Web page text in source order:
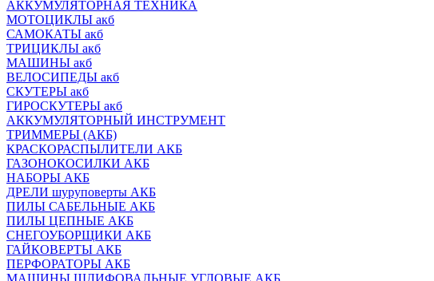
АККУМУЛЯТОРНАЯ ТЕХНИКА
МОТОЦИКЛЫ акб
САМОКАТЫ акб
ТРИЦИКЛЫ акб
МАШИНЫ акб
ВЕЛОСИПЕДЫ акб
СКУТЕРЫ акб
ГИРОСКУТЕРЫ акб
АККУМУЛЯТОРНЫЙ ИНСТРУМЕНТ
ТРИММЕРЫ (АКБ)
КРАСКОРАСПЫЛИТЕЛИ АКБ
ГАЗОНОКОСИЛКИ АКБ
НАБОРЫ АКБ
ДРЕЛИ шуруповерты АКБ
ПИЛЫ САБЕЛЬНЫЕ АКБ
ПИЛЫ ЦЕПНЫЕ АКБ
СНЕГОУБОРЩИКИ АКБ
ГАЙКОВЕРТЫ АКБ
ПЕРФОРАТОРЫ АКБ
МАШИНЫ ШЛИФОВАЛЬНЫЕ УГЛОВЫЕ АКБ